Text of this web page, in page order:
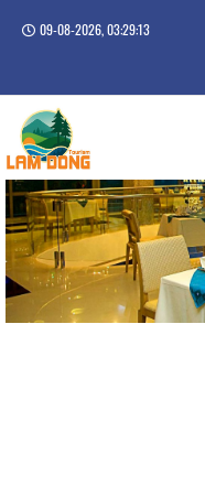
09-08-2026, 03:29:14